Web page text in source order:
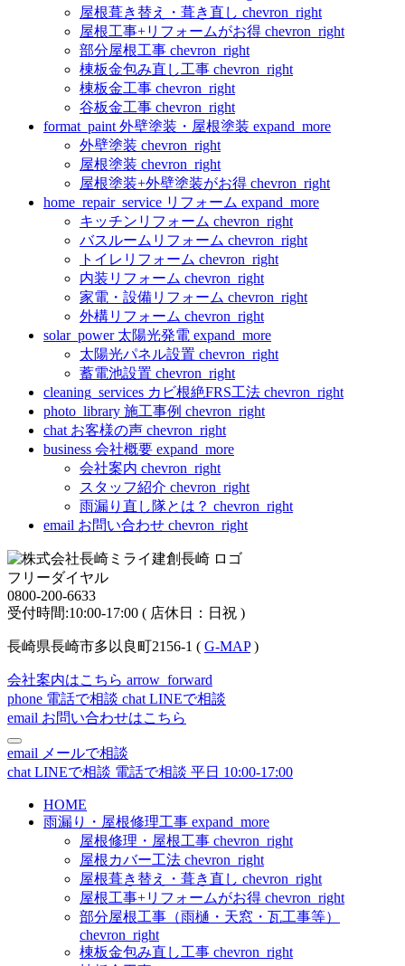
屋根葺き替え・葺き直し chevron_right
屋根工事+リフォームがお得 chevron_right
部分屋根工事 chevron_right
棟板金包み直し工事 chevron_right
棟板金工事 chevron_right
谷板金工事 chevron_right
format_paint 外壁塗装・屋根塗装 expand_more
外壁塗装 chevron_right
屋根塗装 chevron_right
屋根塗装+外壁塗装がお得 chevron_right
home_repair_service リフォーム expand_more
キッチンリフォーム chevron_right
バスルームリフォーム chevron_right
トイレリフォーム chevron_right
内装リフォーム chevron_right
家電・設備リフォーム chevron_right
外構リフォーム chevron_right
solar_power 太陽光発電 expand_more
太陽光パネル設置 chevron_right
蓄電池設置 chevron_right
cleaning_services カビ根絶FRS工法 chevron_right
photo_library 施工事例 chevron_right
chat お客様の声 chevron_right
business 会社概要 expand_more
会社案内 chevron_right
スタッフ紹介 chevron_right
雨漏り直し隊とは？ chevron_right
email お問い合わせ chevron_right
フリーダイヤル
0800-200-6633
受付時間:10:00-17:00 ( 店休日：日祝 )
長崎県長崎市多以良町2156-1 ( G-MAP)
会社案内はこちら arrow_forward
phone 電話で相談 chat LINEで相談
email お問い合わせはこちら
email メールで相談
chat LINEで相談 電話で相談 平日 10:00-17:00
HOME
雨漏り・屋根修理工事 expand_more
屋根修理・屋根工事 chevron_right
屋根カバー工法 chevron_right
屋根葺き替え・葺き直し chevron_right
屋根工事+リフォームがお得 chevron_right
部分屋根工事（雨樋・天窓・瓦工事等）
chevron_right
棟板金包み直し工事 chevron_right